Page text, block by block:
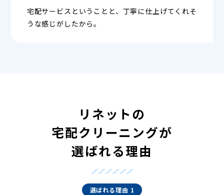
宅配サービスということと、丁寧に仕上げてくれそ
うな感じがしたから。
リネットの
宅配クリーニングが
選ばれる理由
選ばれる理由 1